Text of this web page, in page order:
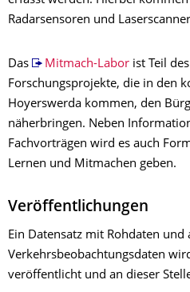
Radarsensoren und
Das Mitmach-Laborist Teil
Forschungsprojekte, die in den
Hoyerswerda kommen, den
näherbringen. Neben
Fachvorträgen wird es auch
Lernen und Mitmachen geben.
Veröffentlichungen
Ein Datensatz mit Rohdaten und
Verkehrsbeobachtungsdaten
veröffentlicht und an dieser